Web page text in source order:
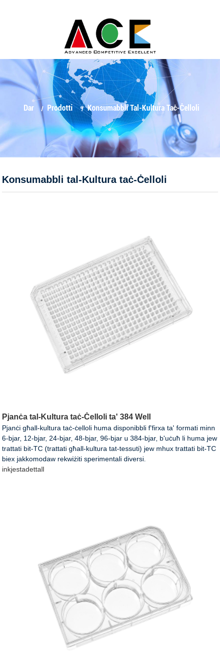
Dar Prodotti Konsumabbli Tal-Kultura Taċ-Ċelloli
Konsumabbli tal-Kultura taċ-Ċelloli
Pjanċa tal-Kultura taċ-Ċelloli ta' 384 Well
Pjanċi għall-kultura taċ-ċelloli huma disponibbli f'firxa ta' formati minn
6-bjar, 12-bjar, 24-bjar, 48-bjar, 96-bjar u 384-bjar, b'uċuħ li huma jew
trattati bit-TC (trattati għall-kultura tat-tessuti) jew mhux trattati bit-TC
biex jakkomodaw rekwiżiti sperimentali diversi.
inkjestadettall